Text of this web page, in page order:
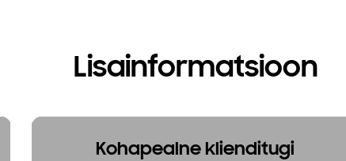
Lisainformatsioon
Kohapealne klienditugi